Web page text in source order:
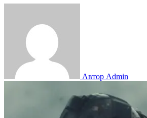
Автор Admin